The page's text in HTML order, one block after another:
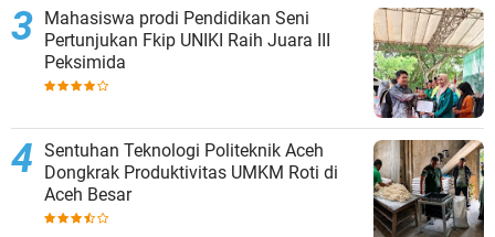
Mahasiswa prodi Pendidikan Seni
Pertunjukan Fkip UNIKI Raih Juara III
Peksimida
Sentuhan Teknologi Politeknik Aceh
Dongkrak Produktivitas UMKM Roti di
Aceh Besar